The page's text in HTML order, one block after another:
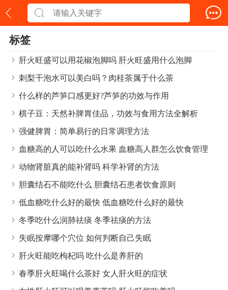
标签
肝火旺盛可以用花椒泡脚吗 肝火旺盛用什么泡脚
刺梨干泡水可以美白吗？肉桂茶属于什么茶
什么样的芦笋口感更好?芦笋的功效与作用
棋子豆：天然补脾胃佳品，功效与食用方法全解析
强健脾胃：简单易行的日常调理方法
血糖高的人可以吃什么水果 血糖高人群怎么饮食管理
动物肾脏真的能补肾吗 科学补肾的方法
胆囊结石不能吃什么 胆囊结石患者饮食原则
低血糖吃什么好的最快 低血糖吃什么好的最快
冬季吃什么润肺祛痰 冬季祛痰的方法
失眠按摩哪个穴位 如何判断自己失眠
肝火旺能吃枸杞吗 吃什么是养肝的
春季肝火旺喝什么茶好 女人肝火旺的症状